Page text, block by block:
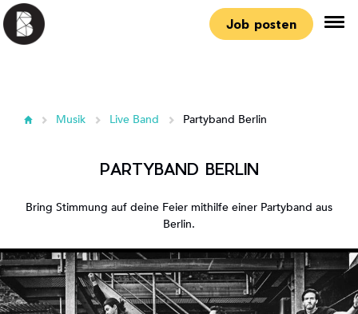
Job posten
Musik Live Band Partyband Berlin
PARTYBAND BERLIN
Bring Stimmung auf deine Feier mithilfe einer Partyband aus
Berlin.